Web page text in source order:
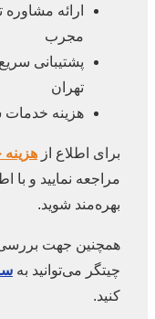
ارائه مشاوره
مجرب
پشتیبانی سریع
تهران
هزینه خدمات
برای اطلاع ازهزینه
مراجعه نمایید و با
بهره‌مند شوید.
همچنین جهت بررسی
چیتگر می‌توانید به
کنید.